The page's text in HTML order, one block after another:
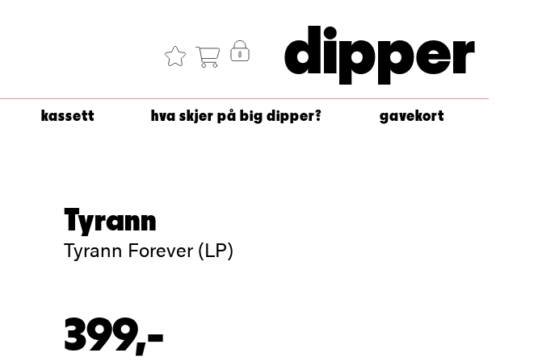
dipper
kassett hva skjer på big dipper? gavekort
Tyrann
Tyrann Forever (LP)
399,-